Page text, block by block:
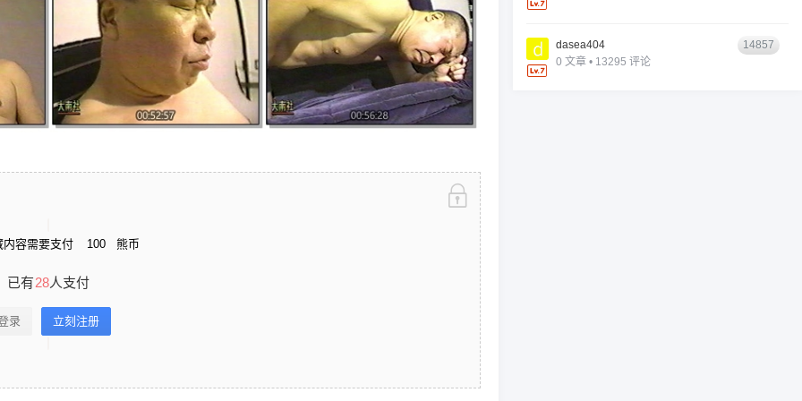
内容需要支付 100 熊币
已有28人支付
录 立刻注册
dasea404
0 文章 • 13295 评论
14857